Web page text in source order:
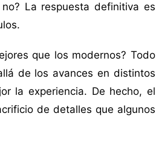
La respuesta definitiva es
que los modernos? Todo
de los avances en distintos
la experiencia. De hecho, el
de detalles que algunos